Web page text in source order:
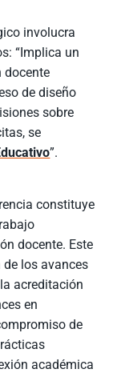
involucra
“Implica un
docente
de diseño
sobre
se
”.
constituye
docente. Este
los avances
acreditación
en
de
académica